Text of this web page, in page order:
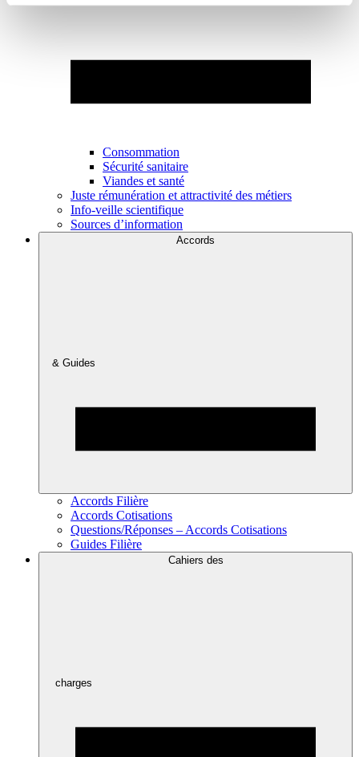
Consommation
Sécurité sanitaire
Viandes et santé
Juste rémunération et attractivité des métiers
Info-veille scientifique
Sources d’information
Accords
& Guides
Accords Filière
Accords Cotisations
Questions/Réponses – Accords Cotisations
Guides Filière
Cahiers des
charges